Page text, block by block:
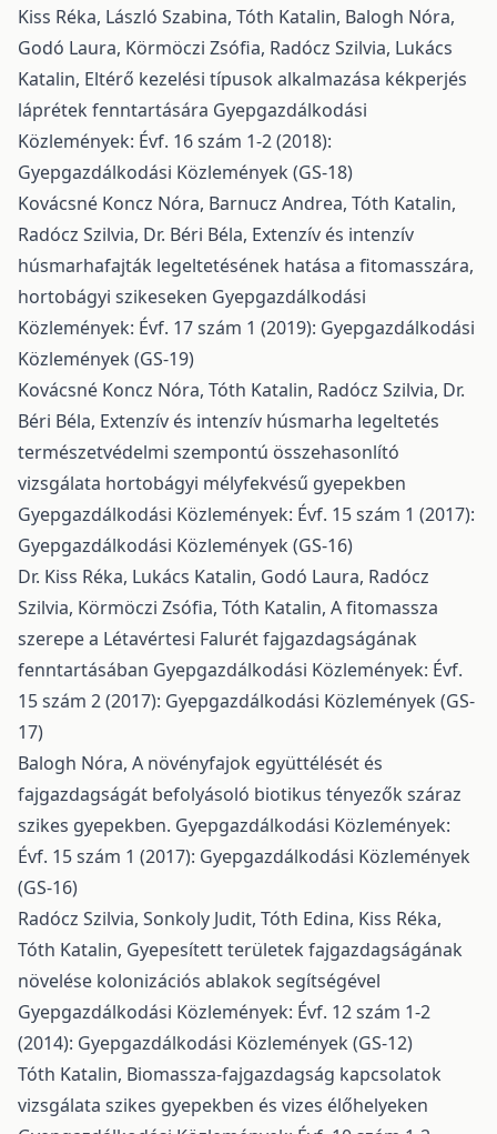
Kiss Réka, László Szabina, Tóth Katalin, Balogh Nóra,
Godó Laura, Körmöczi Zsófia, Radócz Szilvia, Lukács
Katalin, Eltérő kezelési típusok alkalmazása kékperjés
láprétek fenntartására Gyepgazdálkodási
Közlemények: Évf. 16 szám 1-2 (2018):
Gyepgazdálkodási Közlemények (GS-18)
Kovácsné Koncz Nóra, Barnucz Andrea, Tóth Katalin,
Radócz Szilvia, Dr. Béri Béla, Extenzív és intenzív
húsmarhafajták legeltetésének hatása a fitomasszára,
hortobágyi szikeseken Gyepgazdálkodási
Közlemények: Évf. 17 szám 1 (2019): Gyepgazdálkodási
Közlemények (GS-19)
Kovácsné Koncz Nóra, Tóth Katalin, Radócz Szilvia, Dr.
Béri Béla, Extenzív és intenzív húsmarha legeltetés
természetvédelmi szempontú összehasonlító
vizsgálata hortobágyi mélyfekvésű gyepekben
Gyepgazdálkodási Közlemények: Évf. 15 szám 1 (2017):
Gyepgazdálkodási Közlemények (GS-16)
Dr. Kiss Réka, Lukács Katalin, Godó Laura, Radócz
Szilvia, Körmöczi Zsófia, Tóth Katalin, A fitomassza
szerepe a Létavértesi Falurét fajgazdagságának
fenntartásában Gyepgazdálkodási Közlemények: Évf.
15 szám 2 (2017): Gyepgazdálkodási Közlemények (GS-
17)
Balogh Nóra, A növényfajok együttélését és
fajgazdagságát befolyásoló biotikus tényezők száraz
szikes gyepekben. Gyepgazdálkodási Közlemények:
Évf. 15 szám 1 (2017): Gyepgazdálkodási Közlemények
(GS-16)
Radócz Szilvia, Sonkoly Judit, Tóth Edina, Kiss Réka,
Tóth Katalin, Gyepesített területek fajgazdagságának
növelése kolonizációs ablakok segítségével
Gyepgazdálkodási Közlemények: Évf. 12 szám 1-2
(2014): Gyepgazdálkodási Közlemények (GS-12)
Tóth Katalin, Biomassza-fajgazdagság kapcsolatok
vizsgálata szikes gyepekben és vizes élőhelyeken